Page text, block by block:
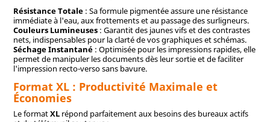
Résistance Totale: Sa formule pigmentée assure une résistance
immédiate à l'eau, aux frottements et au passage des surligneurs.
Couleurs Lumineuses: Garantit des jaunes vifs et des contrastes
nets, indispensables pour la clarté de vos graphiques et schémas.
Séchage Instantané: Optimisée pour les impressions rapides, elle
permet de manipuler les documents dès leur sortie et de faciliter
l'impression recto-verso sans bavure.
Format XL : Productivité Maximale et
Économies
Le formatXLrépond parfaitement aux besoins des bureaux actifs